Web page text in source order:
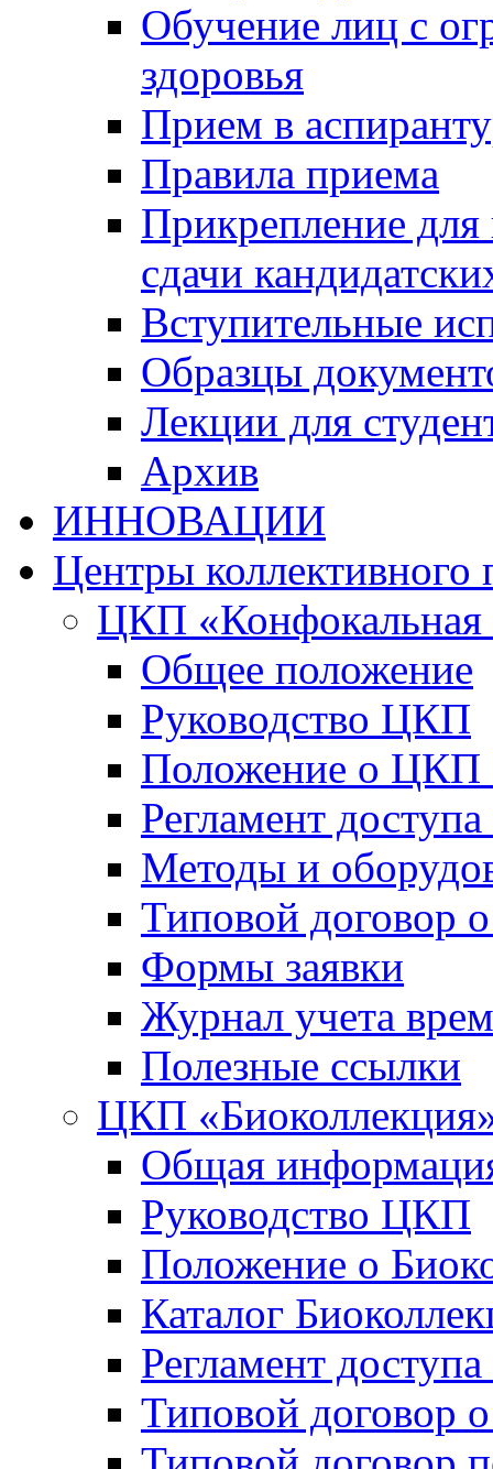
Обучение лиц с
здоровья
Прием в
Правила приема
Прикрепление для
сдачи
Вступительные
Образцы
Лекции для
Архив
ИННОВАЦИИ
Центры коллективного
ЦКП «Конфокальная
Общее положение
Руководство ЦКП
Положение о
Регламент
Методы и
Типовой договор
Формы заявки
Журнал учета
Полезные ссылки
ЦКП
Общая
Руководство ЦКП
Положение о
Каталог
Регламент
Типовой договор